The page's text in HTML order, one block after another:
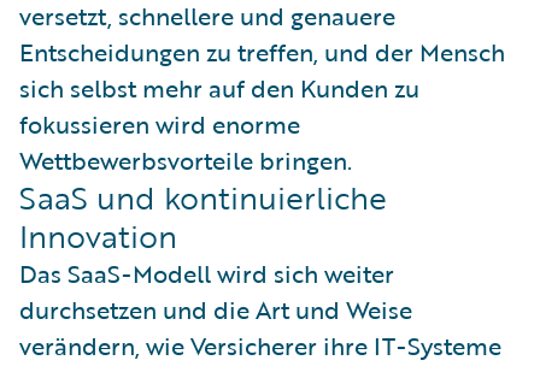
versetzt, schnellere und genauere
Entscheidungen zu treffen, und der Mensch
sich selbst mehr auf den Kunden zu
fokussieren wird enorme
Wettbewerbsvorteile bringen.
SaaS und kontinuierliche
Innovation
Das SaaS-Modell wird sich weiter
durchsetzen und die Art und Weise
verändern, wie Versicherer ihre IT-Systeme